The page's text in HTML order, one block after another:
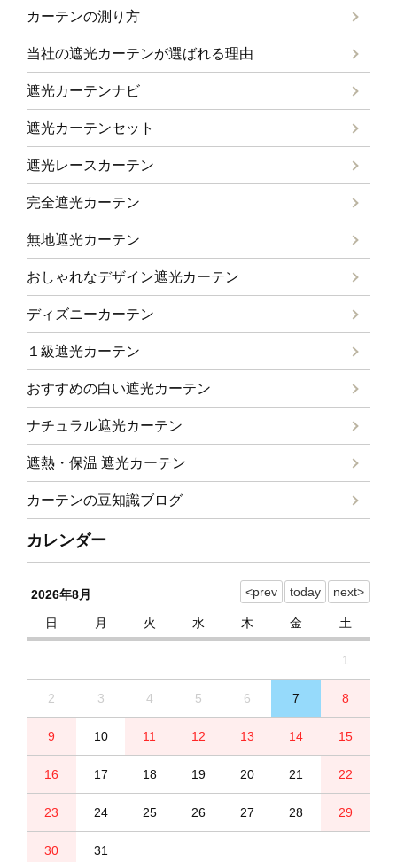
カーテンの測り方
当社の遮光カーテンが選ばれる理由
遮光カーテンナビ
遮光カーテンセット
遮光レースカーテン
完全遮光カーテン
無地遮光カーテン
おしゃれなデザイン遮光カーテン
ディズニーカーテン
１級遮光カーテン
おすすめの白い遮光カーテン
ナチュラル遮光カーテン
遮熱・保温 遮光カーテン
カーテンの豆知識ブログ
カレンダー
2026年8月
日
月 火 水 木 金 土
1
2 3 4 5 6 7 8
9 10 11 12 13 14 15
16 17 18 19 20 21 22
23 24 25 26 27 28 29
30 31